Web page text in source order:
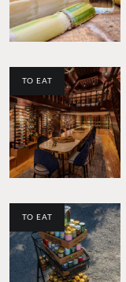
TO EAT
TO EAT